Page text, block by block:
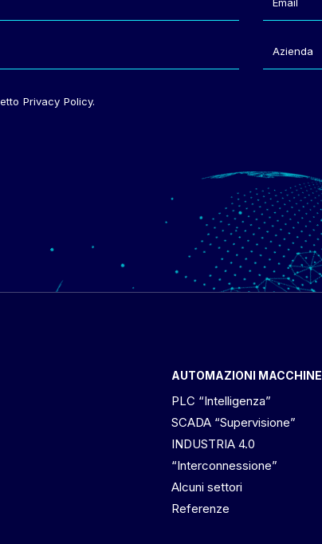
Privacy Policy.
AUTOMAZIONI MACCHINE
PLC “Intelligenza”
SCADA “Supervisione”
INDUSTRIA 4.0
“Interconnessione”
Alcuni settori
Referenze